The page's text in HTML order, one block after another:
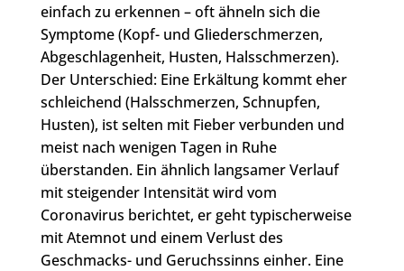
einfach zu erkennen – oft ähneln sich die
Symptome (Kopf- und Gliederschmerzen,
Abgeschlagenheit, Husten, Halsschmerzen).
Der Unterschied: Eine Erkältung kommt eher
schleichend (Halsschmerzen, Schnupfen,
Husten), ist selten mit Fieber verbunden und
meist nach wenigen Tagen in Ruhe
überstanden. Ein ähnlich langsamer Verlauf
mit steigender Intensität wird vom
Coronavirus berichtet, er geht typischerweise
mit Atemnot und einem Verlust des
Geschmacks- und Geruchssinns einher. Eine